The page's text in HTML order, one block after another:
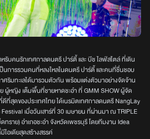
รับคนรักเทศกาลดนตรี ปาร์ตี้ และ บีช ไลฟ์สไตล์ ที่เดิน
นการรวมคนที่หลงใหลในดนตรี ปาร์ตี้ และคนที่ชื่นชอบ
ริมทะเลได้มารวมตัวกัน พร้อมแต่งตัวมาอย่างจัดจ้าน
ผู้หญิง เต็มพื้นที่ชายหาดชะอำ ที่ GMM SHOW ผู้จัด
ที่สุดของประเทศไทย ได้เนรมิตเทศกาลดนตรี NangLay
เมื่อวันเสาร์ที่ 30 เมษายน ที่ผ่านมา ณ TRIPLE
ทราย) อำเภอชะอำ จังหวัดเพชรบุรี โดยทีมงาน Idea
อเดียสุดสร้างสรรค์